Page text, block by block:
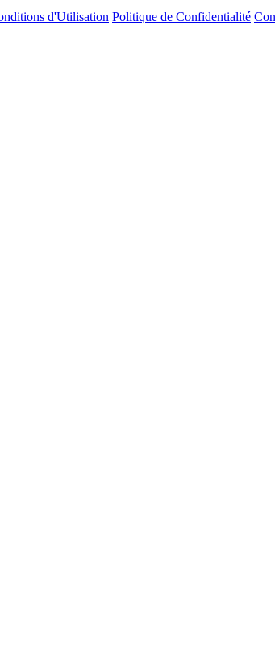
d'Utilisation Politique de Confidentialité